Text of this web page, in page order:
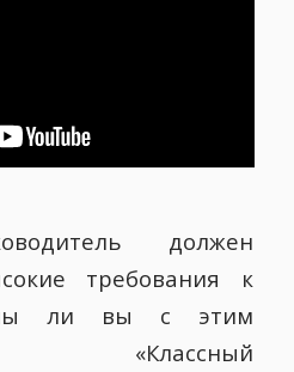
должен
требования к
ли вы с этим
«Классный